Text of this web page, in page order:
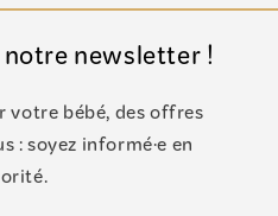
newsletter !
votre bébé, des offres
: soyez informé·e en